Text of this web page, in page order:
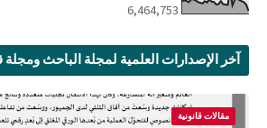
6,464,753
آخر الإصدارات العلمية لمجلة الباحث
مقالات قانونية